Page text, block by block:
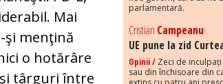
Mai
şi menţină
o hotărâre
târguri între
parlamentară.
Cristian Campeanu
UE pune la zid
Opinii / Zeci de
sau din închisoare din